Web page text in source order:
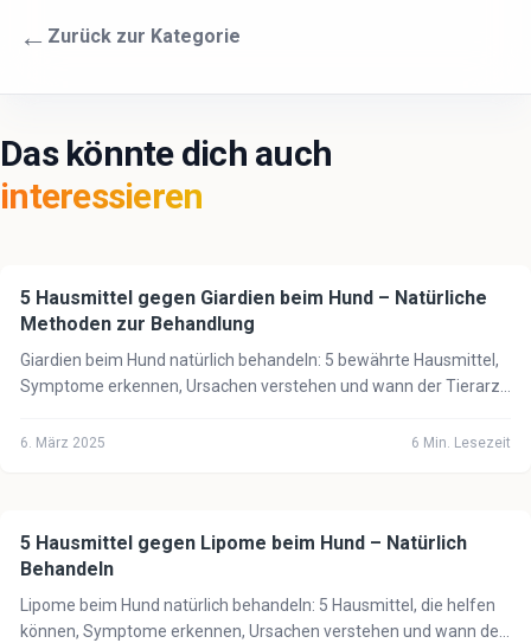
← Zurück zur Kategorie
Das könnte dich auch
interessieren
🐕 Hund
5 Hausmittel gegen Giardien beim Hund – Natürliche
Methoden zur Behandlung
Giardien beim Hund natürlich behandeln: 5 bewährte Hausmittel,
Symptome erkennen, Ursachen verstehen und wann der Tierarzt
6. März 2025 6 Min. Lesezeit
🐕 Hund
5 Hausmittel gegen Lipome beim Hund – Natürlich
Behandeln
Lipome beim Hund natürlich behandeln: 5 Hausmittel, die helfen
können, Symptome erkennen, Ursachen verstehen und wann der